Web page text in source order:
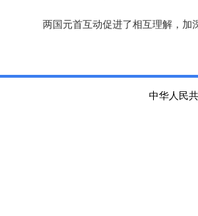
两国元首互动促进了相互理解，
中华人民